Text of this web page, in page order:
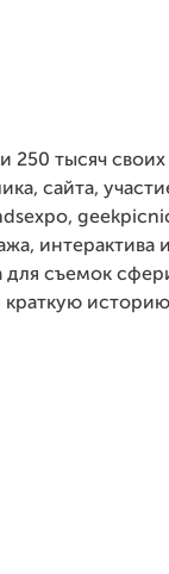
250 тысяч
сайта,
интерактива
для съемок
историю